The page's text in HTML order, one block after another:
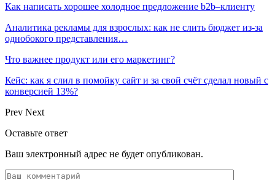
Как написать хорошее холодное предложение b2b–клиенту
Аналитика рекламы для взрослых: как не слить бюджет из-за
однобокого представления…
Что важнее продукт или его маркетинг?
Кейс: как я слил в помойку сайт и за свой счёт сделал новый с
конверсией 13%?
Prev Next
Оставьте ответ
Ваш электронный адрес не будет опубликован.